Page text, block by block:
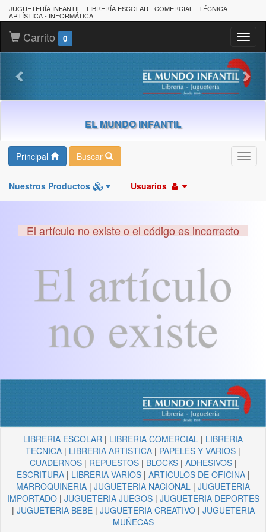
JUGUETERÍA INFANTIL - LIBRERÍA ESCOLAR - COMERCIAL - TÉCNICA -
ARTÍSTICA - INFORMÁTICA
Carrito 0
EL MUNDO INFANTIL
Principal Buscar
Nuestros Productos Usuarios
El artículo no existe o el código es incorrecto
LIBRERIA ESCOLAR | LIBRERIA COMERCIAL | LIBRERIA
TECNICA | LIBRERIA ARTISTICA | PAPELES Y VARIOS |
CUADERNOS| REPUESTOS| BLOCKS| ADHESIVOS|
ESCRITURA| LIBRERIA VARIOS| ARTICULOS DE OFICINA|
MARROQUINERIA | JUGUETERIA NACIONAL | JUGUETERIA
IMPORTADO| JUGUETERIA JUEGOS| JUGUETERIA DEPORTES
| JUGUETERIA BEBE| JUGUETERIA CREATIVO| JUGUETERIA
MUÑECAS